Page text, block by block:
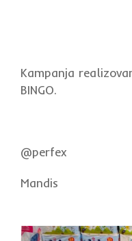
Kampanja
BINGO.
@perfex
Mandis